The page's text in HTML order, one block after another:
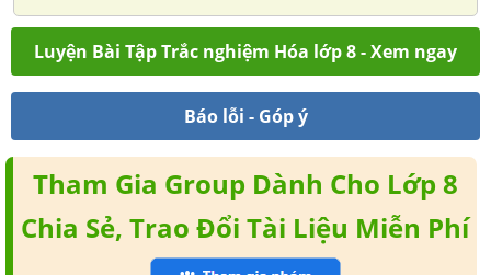
Luyện Bài Tập Trắc nghiệm Hóa lớp 8 - Xem ngay
Báo lỗi - Góp ý
Tham Gia Group Dành Cho Lớp 8
Chia Sẻ, Trao Đổi Tài Liệu Miễn Phí